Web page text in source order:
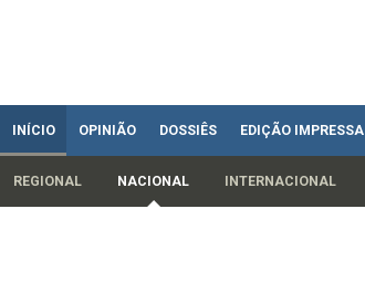
INÍCIO OPINIÃO DOSSIÊS EDIÇÃO IMPRESSA
REGIONAL NACIONAL INTERNACIONAL